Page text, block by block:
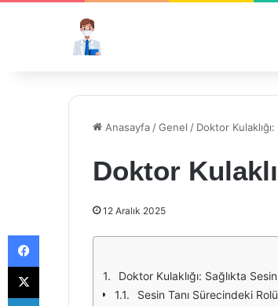
Anasayfa /Genel / Doktor
Doktor
12 Aralık 2025
Doktor Kulaklığı: Sağlıkta
Sesin Tanı Sürecindeki Rolü
Facebook
X
LinkedIn